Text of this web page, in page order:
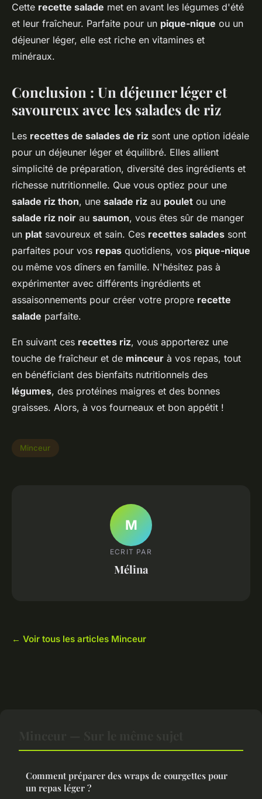
Cette recette salade met en avant les légumes d'été
et leur fraîcheur. Parfaite pour un pique-nique ou un
déjeuner léger, elle est riche en vitamines et
minéraux.
Conclusion : Un déjeuner léger et
savoureux avec les salades de riz
Les recettes de salades de riz sont une option idéale
pour un déjeuner léger et équilibré. Elles allient
simplicité de préparation, diversité des ingrédients et
richesse nutritionnelle. Que vous optiez pour une
salade riz thon, une salade riz au poulet ou une
salade riz noir au saumon, vous êtes sûr de manger
un plat savoureux et sain. Ces recettes salades sont
parfaites pour vos repas quotidiens, vos pique-nique
ou même vos dîners en famille. N'hésitez pas à
expérimenter avec différents ingrédients et
assaisonnements pour créer votre propre recette
salade parfaite.
En suivant ces recettes riz, vous apporterez une
touche de fraîcheur et de minceur à vos repas, tout
en bénéficiant des bienfaits nutritionnels des
légumes, des protéines maigres et des bonnes
graisses. Alors, à vos fourneaux et bon appétit !
Minceur
M
ECRIT PAR
Mélina
← Voir tous les articles Minceur
Comment préparer des wraps de courgettes pour
un repas léger ?